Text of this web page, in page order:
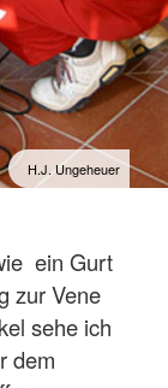
H.J. Ungeheuer
ein Gurt
zur Vene
sehe ich
dem